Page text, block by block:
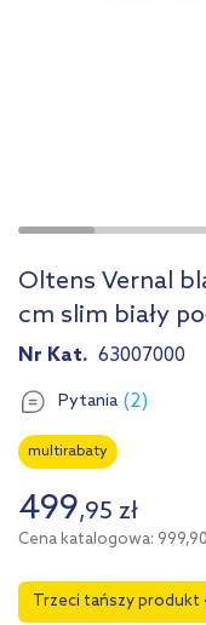
Oltens Vernal
cm slim biały
Nr Kat. 63007000
Pytania (2)
multirabaty
499,95 zł
Cena katalogowa:
Trzeci tańszy produkt